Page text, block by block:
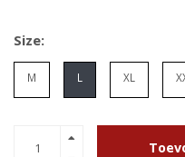
Size:
M L XL